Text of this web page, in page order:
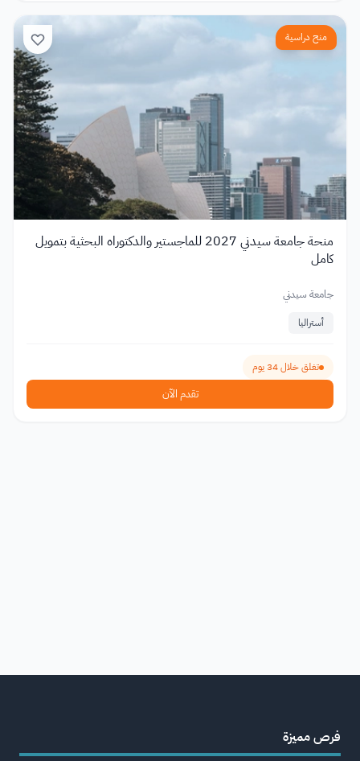
منح دراسية
منحة جامعة سيدني 2027 للماجستير والدكتوراه البحثية بتمويل
كامل
جامعة سيدني
أستراليا
تغلق خلال 34 يوم
تقدم الآن
فرص مميزة